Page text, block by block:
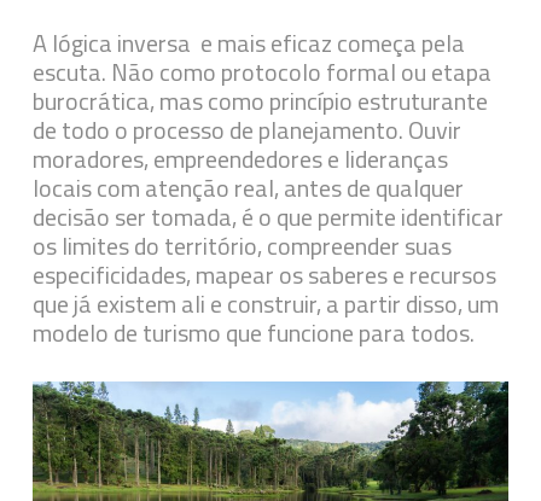
A lógica inversa e mais eficaz começa pela
escuta. Não como protocolo formal ou etapa
burocrática, mas como princípio estruturante
de todo o processo de planejamento. Ouvir
moradores, empreendedores e lideranças
locais com atenção real, antes de qualquer
decisão ser tomada, é o que permite identificar
os limites do território, compreender suas
especificidades, mapear os saberes e recursos
que já existem ali e construir, a partir disso, um
modelo de turismo que funcione para todos.